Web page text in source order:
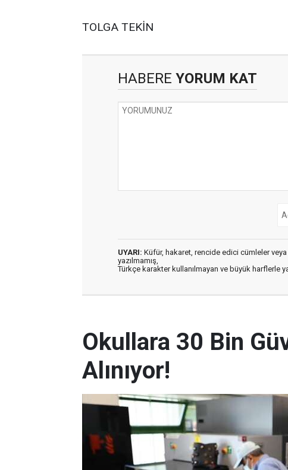
TOLGA TEKİN
HABERE YORUM KAT
UYARI: Küfür, hakaret, rencide edici cümleler veya
yazılmamış,
Türkçe karakter kullanılmayan ve büyük harflerle
Okullara 30 Bin
Alınıyor!